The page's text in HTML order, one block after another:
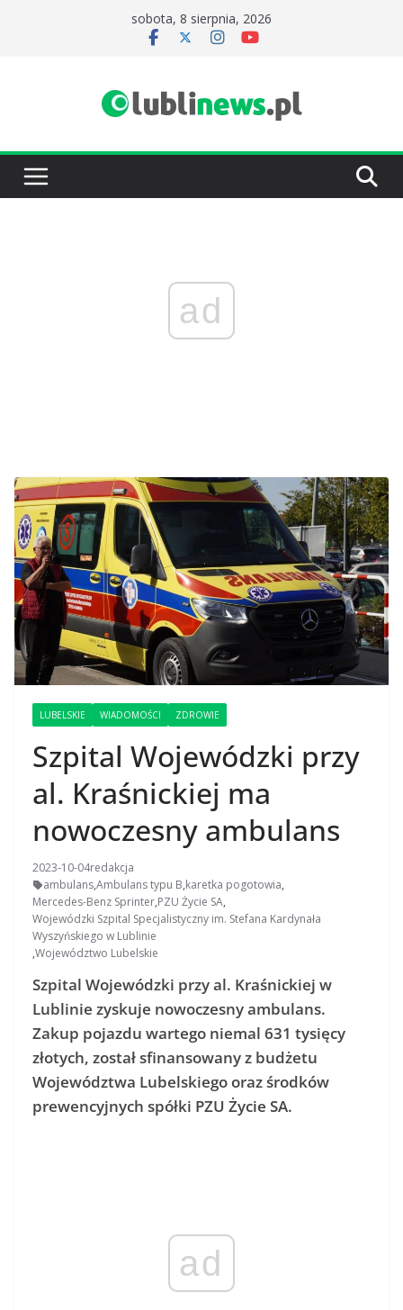
sobota, 8 sierpnia, 2026
ad
LUBELSKIE WIADOMOŚCI ZDROWIE
Szpital Wojewódzki przy
al. Kraśnickiej ma
nowoczesny ambulans
2023-10-04redakcja
ambulans,Ambulans typu B,karetka pogotowia,
Mercedes-Benz Sprinter,PZU Życie SA,
Wojewódzki Szpital Specjalistyczny im. Stefana Kardynała
Wyszyńskiego w Lublinie
,Województwo Lubelskie
Szpital Wojewódzki przy al. Kraśnickiej w
Lublinie zyskuje nowoczesny ambulans.
Zakup pojazdu wartego niemal 631 tysięcy
złotych, został sfinansowany z budżetu
Województwa Lubelskiego oraz środków
prewencyjnych spółki PZU Życie SA.
ad